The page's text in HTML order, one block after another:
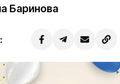
Баринова